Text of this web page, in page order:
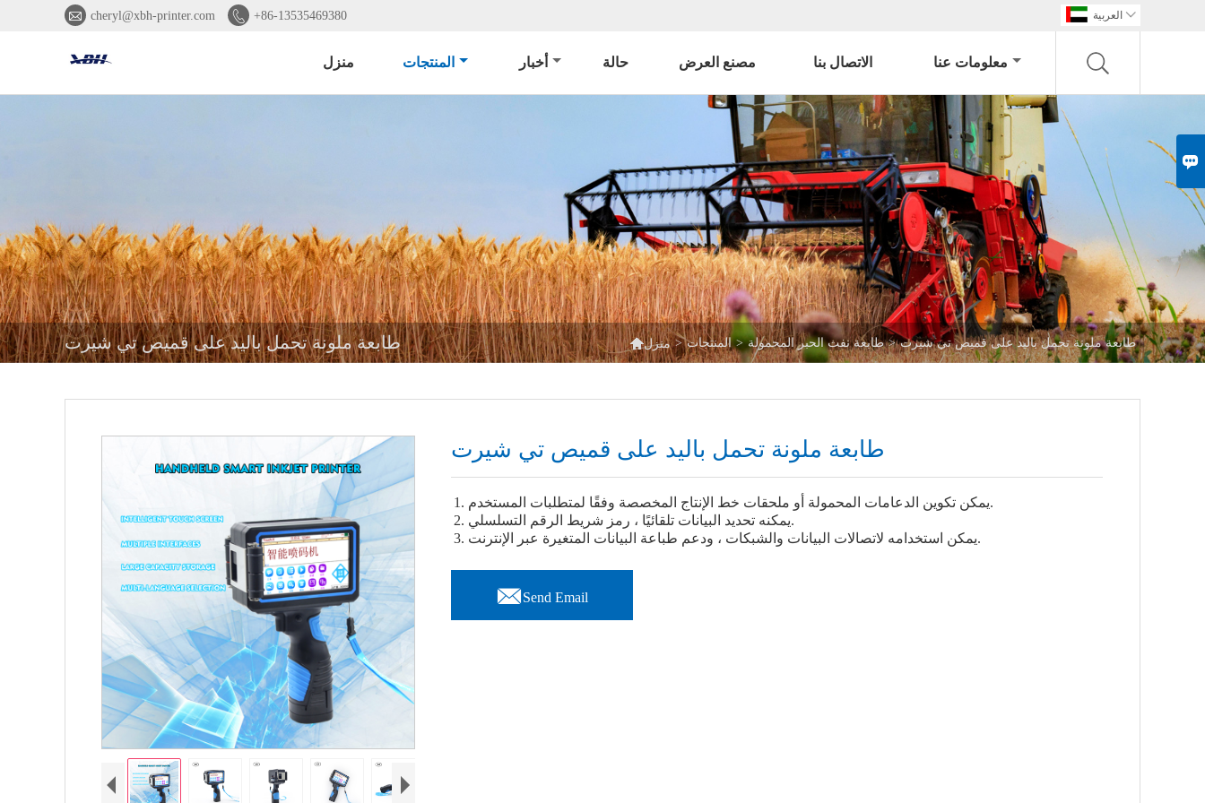

 cheryl@xbh-printer.com  +86-13535469380 العربية 
منزل المنتجات أخبار حالة مصنع العرض الاتصال بنا معلومات عنا
طابعة ملونة تحمل باليد على قميص تي شيرت منزل > المنتجات > طابعة نفث الحبر المحمولة > طابعة ملونة تحمل باليد على قميص تي شيرت
طابعة ملونة تحمل باليد على قميص تي شيرت
1. يمكن تكوين الدعامات المحمولة أو ملحقات خط الإنتاج المخصصة وفقًا لمتطلبات المستخدم.
2. يمكنه تحديد البيانات تلقائيًا ، رمز شريط الرقم التسلسلي.
3. يمكن استخدامه لاتصالات البيانات والشبكات ، ودعم طباعة البيانات المتغيرة عبر الإنترنت.
Send Email